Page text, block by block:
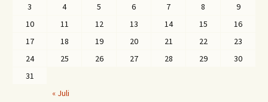
3
4 5 6 7 8
9
10
11 12 13 14 15
16
17
18 19 20 21 22
23
24
25 26 27 28 29
30
31
« Juli